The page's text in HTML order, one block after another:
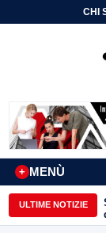
CHI
MENÙ
+
ULTIME NOTIZIE